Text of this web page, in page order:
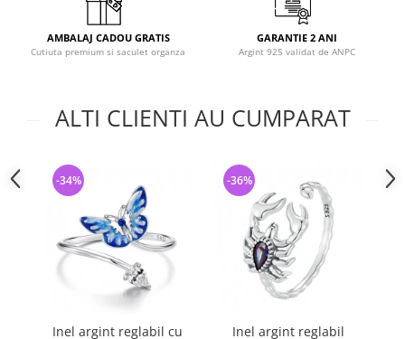
AMBALAJ CADOU GRATIS
Cutiuta premium si saculet organza
GARANTIE 2 ANI
Argint 925 validat de ANPC
ALTI CLIENTI AU CUMPARAT
Inel argint reglabil cu
-34%
Inel argint reglabil
-36%